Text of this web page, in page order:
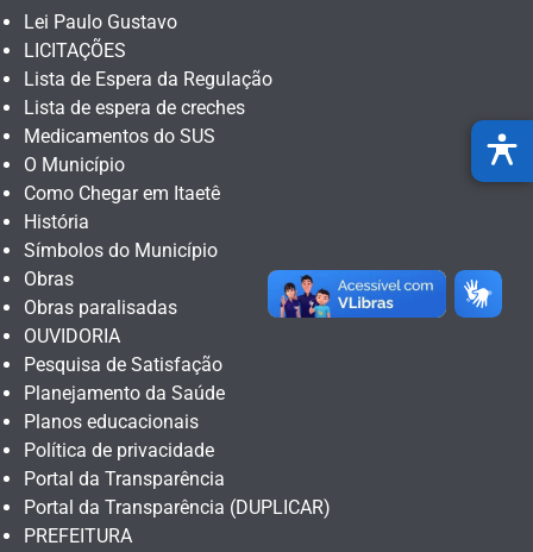
Lei Paulo Gustavo
LICITAÇÕES
Lista de Espera da Regulação
Lista de espera de creches
Medicamentos do SUS
O Município
Como Chegar em Itaetê
História
Símbolos do Município
Obras
Obras paralisadas
OUVIDORIA
Pesquisa de Satisfação
Planejamento da Saúde
Planos educacionais
Política de privacidade
Portal da Transparência
Portal da Transparência (DUPLICAR)
PREFEITURA